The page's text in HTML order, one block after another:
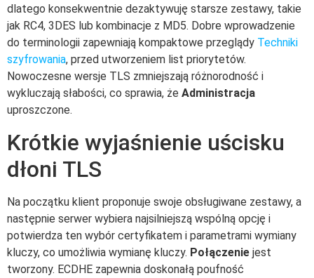
dlatego konsekwentnie dezaktywuję starsze zestawy, takie
jak RC4, 3DES lub kombinacje z MD5. Dobre wprowadzenie
do terminologii zapewniają kompaktowe przeglądy Techniki
szyfrowania, przed utworzeniem list priorytetów.
Nowoczesne wersje TLS zmniejszają różnorodność i
wykluczają słabości, co sprawia, że Administracja
uproszczone.
Krótkie wyjaśnienie uścisku
dłoni TLS
Na początku klient proponuje swoje obsługiwane zestawy, a
następnie serwer wybiera najsilniejszą wspólną opcję i
potwierdza ten wybór certyfikatem i parametrami wymiany
kluczy, co umożliwia wymianę kluczy. Połączenie jest
tworzony. ECDHE zapewnia doskonałą poufność